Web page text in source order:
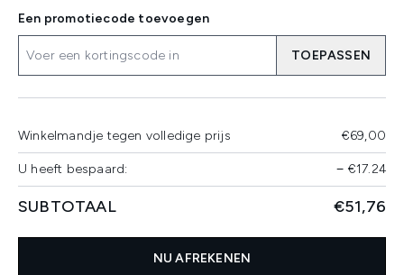
Een promotiecode toevoegen
TOEPASSEN
Winkelmandje tegen volledige prijs €69,00
U heeft bespaard: − €17.24
SUBTOTAAL €51,76
NU AFREKENEN